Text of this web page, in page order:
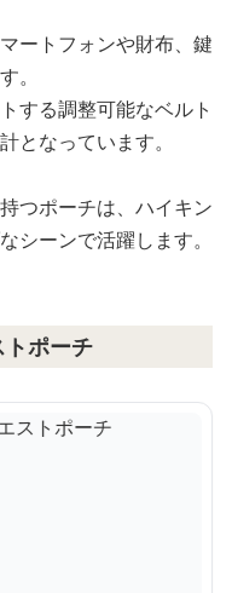
ートフォンや財布、鍵
。
する調整可能なベルト
となっています。
つポーチは、ハイキン
シーンで活躍します。
ポーチ